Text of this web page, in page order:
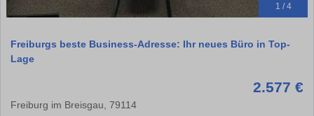
1 / 4
Freiburgs beste Business-Adresse: Ihr neues Büro in Top-
Lage
2.577 €
Freiburg im Breisgau, 79114